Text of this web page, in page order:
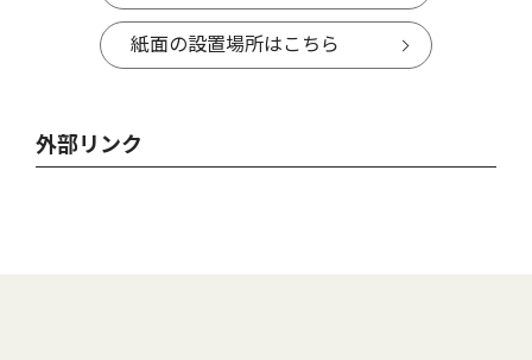
紙面の設置場所はこちら
外部リンク